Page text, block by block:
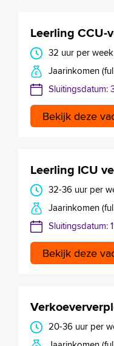
Leerling
32 uur per week
Jaarinkomen
Sluitingsdatum:
Bekijk deze
Leerling ICU
32-36 uur per
Jaarinkomen
Sluitingsdatum:
Bekijk deze
20-36 uur per